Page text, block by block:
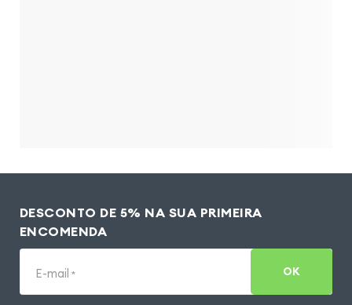
DESCONTO DE 5% NA SUA PRIMEIRA
ENCOMENDA
E-mail * OK